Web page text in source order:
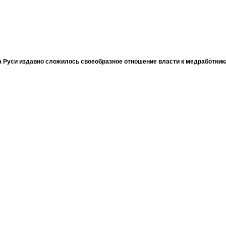
Руси издавно сложилось своеобразное отношение власти к